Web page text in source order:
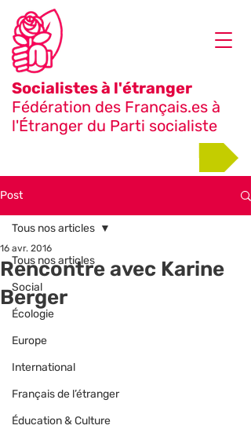
Socialistes à l'étranger
Fédération des Français.es à
l'Étranger du Parti socialiste
Post
Tous nos articles
Social
Écologie
Europe
International
Français de l’étranger
Éducation & Culture
Tous nos articles
Rencontre avec Karine
Berger
16 avr. 2016